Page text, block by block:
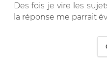
Des fois je vire les
la réponse me parrait